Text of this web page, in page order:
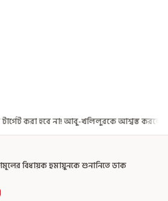
আশ্বস্ত করলেন মুখ্যমন্ত্রী এগিয়ে
বিধায়ক হুমায়ুনকে শুনানিতে ডাক